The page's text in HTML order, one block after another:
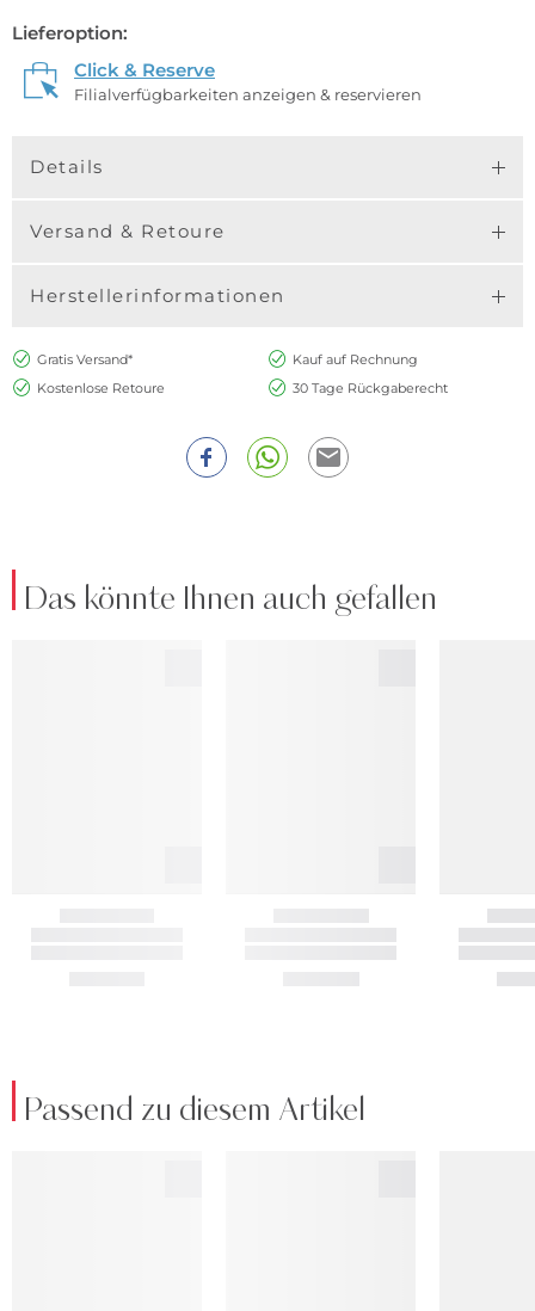
Lieferoption:
Click & Reserve
Filialverfügbarkeiten anzeigen & reservieren
Details
Versand & Retoure
Herstellerinformationen
Gratis Versand*
Kauf auf Rechnung
Kostenlose Retoure
30 Tage Rückgaberecht
Das könnte Ihnen auch gefallen
Passend zu diesem Artikel